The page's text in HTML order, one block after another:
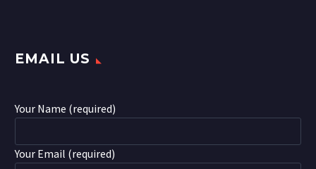
EMAIL US
Your Name (required)
Your Email (required)